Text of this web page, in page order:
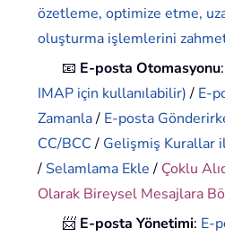
özetleme, optimize etme,
oluşturma işlemlerini
📧 E-posta Otomasyonu:
IMAP için kullanılabilir)/ E-
Zamanla/ E-posta
CC/BCC/ Gelişmiş Kurallar
/ Selamlama Ekle/ Çoklu
Olarak Bireysel Mesajlara
📨 E-posta Yönetimi: E-